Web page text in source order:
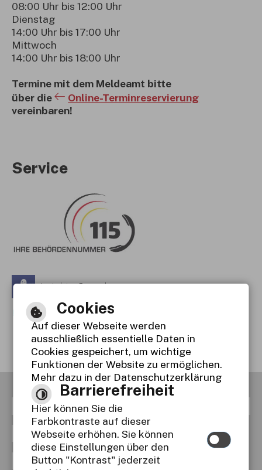
08:00 Uhr bis 12:00 Uhr
Dienstag
14:00 Uhr bis 17:00 Uhr
Mittwoch
14:00 Uhr bis 18:00 Uhr
Termine mit dem Meldeamt bitte
über die
Online-Terminreservierung
vereinbaren!
Service
Leichte Sprache
Gebärdensprache
Barrierefreie Ansicht
RSS Inhaltsverzeichnis
Datenschutzerklärung
Erklärung zur Barrierefreiheit
Cookies
Auf dieser Webseite werden
ausschließlich essentielle Daten in
Cookies gespeichert, um wichtige
Funktionen der Website zu ermöglichen.
Mehr dazu in der Datenschutzerklärung
Barrierefreiheit
Hier können Sie die
Farbkontraste auf dieser
Webseite erhöhen. Sie können
diese Einstellungen über den
Button "Kontrast" jederzeit